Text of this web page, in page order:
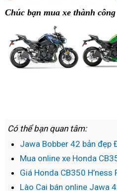
Chúc bạn mua xe thành công
Có thể bạn quan tâm:
Jawa Bobber 42 bản đẹp
Mua online xe Honda
Giá Honda CB350
Lào Cai bán online Jawa